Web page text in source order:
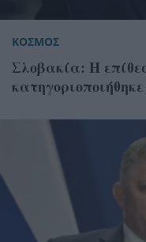
ΚΟΣΜΟΣ
Σλοβακία: Η